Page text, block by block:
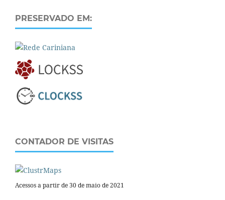
PRESERVADO EM:
CONTADOR DE VISITAS
Acessos a partir de 30 de maio de 2021